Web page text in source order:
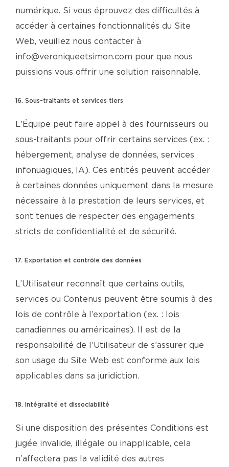
numérique. Si vous éprouvez des difficultés à
accéder à certaines fonctionnalités du Site
Web, veuillez nous contacter à
info@veroniqueetsimon.com pour que nous
puissions vous offrir une solution raisonnable.
16. Sous-traitants et services tiers
L'Équipe peut faire appel à des fournisseurs ou
sous-traitants pour offrir certains services (ex. :
hébergement, analyse de données, services
infonuagiques, IA). Ces entités peuvent accéder
à certaines données uniquement dans la mesure
nécessaire à la prestation de leurs services, et
sont tenues de respecter des engagements
stricts de confidentialité et de sécurité.
17. Exportation et contrôle des données
L’Utilisateur reconnaît que certains outils,
services ou Contenus peuvent être soumis à des
lois de contrôle à l’exportation (ex. : lois
canadiennes ou américaines). Il est de la
responsabilité de l’Utilisateur de s’assurer que
son usage du Site Web est conforme aux lois
applicables dans sa juridiction.
18. Intégralité et dissociabilité
Si une disposition des présentes Conditions est
jugée invalide, illégale ou inapplicable, cela
n’affectera pas la validité des autres